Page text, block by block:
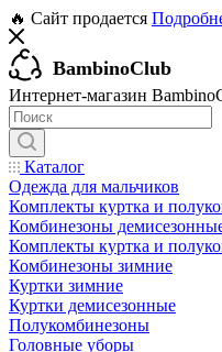
🔥 Сайт продается
BambinoClub
Интернет-магазин
Каталог
Одежда для мальчиков
Комплекты куртка и
Комбинезоны
Комплекты куртка и
Комбинезоны зимние
Куртки зимние
Куртки демисезонные
Полукомбинезоны
Головные уборы